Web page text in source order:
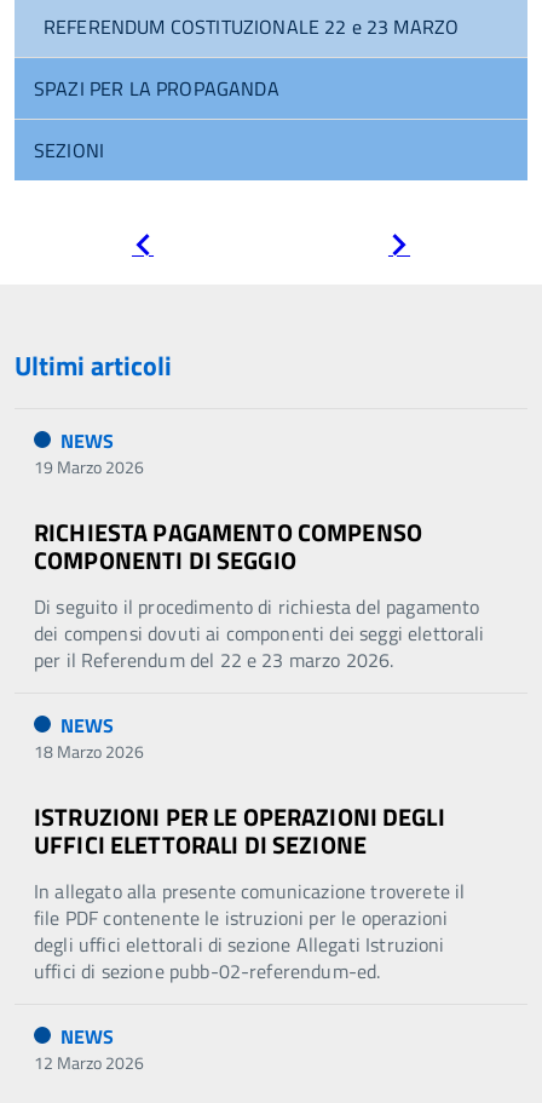
REFERENDUM COSTITUZIONALE 22 e 23 MARZO
SPAZI PER LA PROPAGANDA
SEZIONI
Ultimi articoli
NEWS
19 Marzo 2026
RICHIESTA PAGAMENTO COMPENSO
COMPONENTI DI SEGGIO
Di seguito il procedimento di richiesta del pagamento
dei compensi dovuti ai componenti dei seggi elettorali
per il Referendum del 22 e 23 marzo 2026.
NEWS
18 Marzo 2026
ISTRUZIONI PER LE OPERAZIONI DEGLI
UFFICI ELETTORALI DI SEZIONE
In allegato alla presente comunicazione troverete il
file PDF contenente le istruzioni per le operazioni
degli uffici elettorali di sezione Allegati Istruzioni
uffici di sezione pubb-02-referendum-ed.
NEWS
12 Marzo 2026